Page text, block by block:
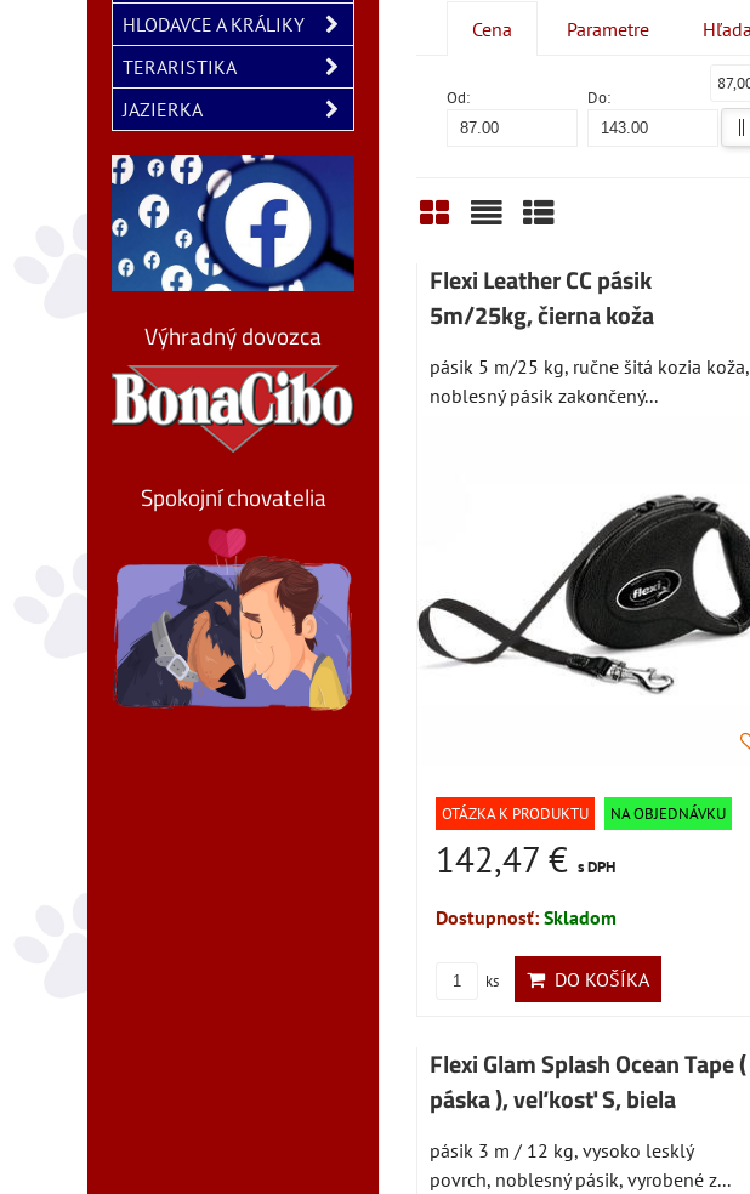
Cena Parametre
Od: Do:
Flexi Leather CC pásik
5m/25kg, čierna koža
pásik 5 m/25 kg, ručne šitá kozia koža,
noblesný pásik zakončený...
OTÁZKA K PRODUKTU NA OBJEDNÁVKU
142,47 € s DPH
Dostupnosť: Skladom
ks DO KOŠÍKA
Flexi Glam Splash Ocean Tape (
páska ), veľkosť S, biela
pásik 3 m / 12 kg, vysoko lesklý
povrch, noblesný pásik, vyrobené z...
HLODAVCE A KRÁLIKY
TERARISTIKA
JAZIERKA
Výhradný dovozca
Spokojní chovatelia